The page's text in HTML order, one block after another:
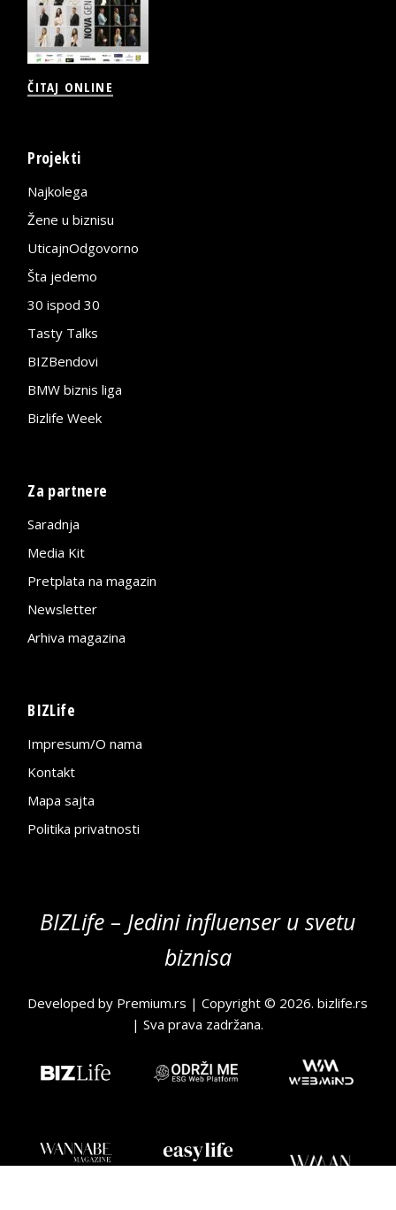
ČITAJ ONLINE
Projekti
Najkolega
Žene u biznisu
UticajnOdgovorno
Šta jedemo
30 ispod 30
Tasty Talks
BIZBendovi
BMW biznis liga
Bizlife Week
Za partnere
Saradnja
Media Kit
Pretplata na magazin
Newsletter
Arhiva magazina
BIZLife
Impresum/O nama
Kontakt
Mapa sajta
Politika privatnosti
BIZLife – Jedini influenser u svetu
biznisa
Developed by Premium.rs | Copyright © 2026.bizlife.rs
| Sva prava zadržana.